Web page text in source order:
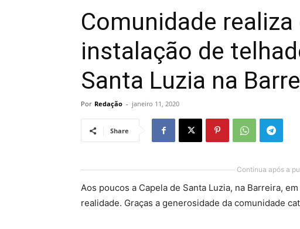
Comunidade
instalação de
Santa Luzia na
Por Redação - janeiro 11, 2020
Share
Continua após a
Aos poucos a Capela de Santa Luzia, na Barreira,
realidade. Graças a generosidade da comunidade